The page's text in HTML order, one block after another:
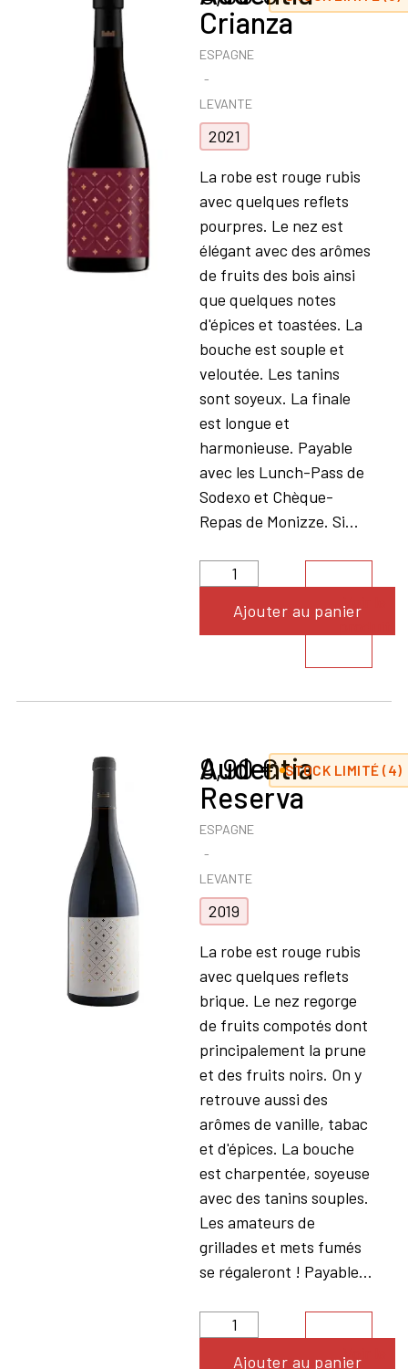
Crianza
ESPAGNE
LEVANTE
2021
La robe est rouge rubis
avec quelques reflets
pourpres. Le nez est
élégant avec des arômes
de fruits des bois ainsi
que quelques notes
d'épices et toastées. La
bouche est souple et
veloutée. Les tanins
sont soyeux. La finale
est longue et
harmonieuse. Payable
avec les Lunch-Pass de
Sodexo et Chèque-
Repas de Monizze. Si...
Ajouter au panierVoir le
Audentia
Reserva
ESPAGNE
LEVANTE
2019
9,90€ STOCK LIMITÉ (4)
La robe est rouge rubis
avec quelques reflets
brique. Le nez regorge
de fruits compotés dont
principalement la prune
et des fruits noirs. On y
retrouve aussi des
arômes de vanille, tabac
et d'épices. La bouche
est charpentée, soyeuse
avec des tanins souples.
Les amateurs de
grillades et mets fumés
se régaleront ! Payable...
Ajouter au panierVoir le